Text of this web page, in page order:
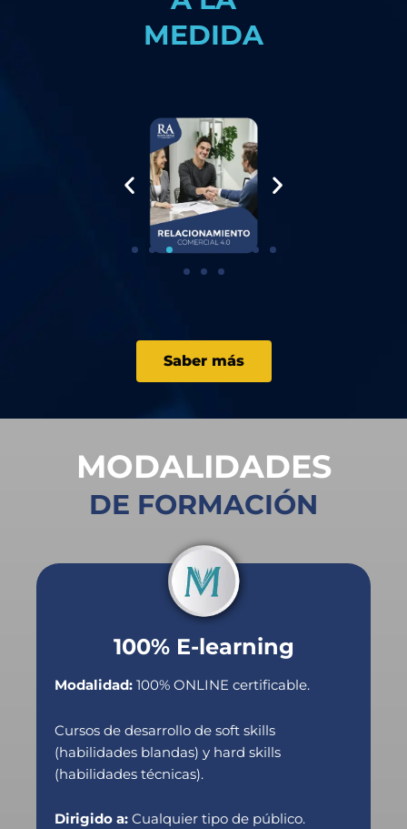
MEDIDA
Saber más
MODALIDADES
DE FORMACIÓN
100% E-learning
Modalidad: 100% ONLINE certificable.
Cursos de desarrollo de soft skills
(habilidades blandas) y hard skills
(habilidades técnicas).
Dirigido a: Cualquier tipo de público.